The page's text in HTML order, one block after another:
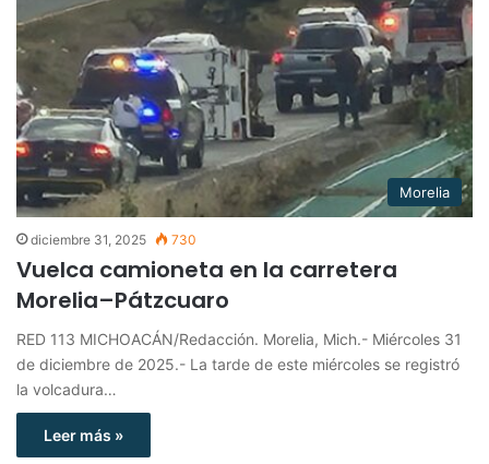
Morelia
diciembre 31, 2025 730
Vuelca camioneta en la carretera
Morelia–Pátzcuaro
RED 113 MICHOACÁN/Redacción. Morelia, Mich.- Miércoles 31
de diciembre de 2025.- La tarde de este miércoles se registró
la volcadura…
Leer más »